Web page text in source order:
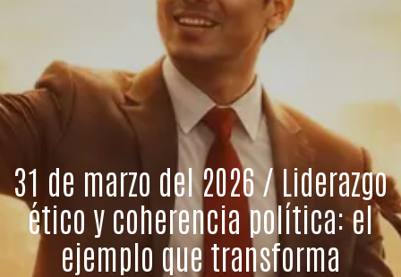
31 de marzo del 2026 / Liderazgo
ético y coherencia política: el
ejemplo que transforma